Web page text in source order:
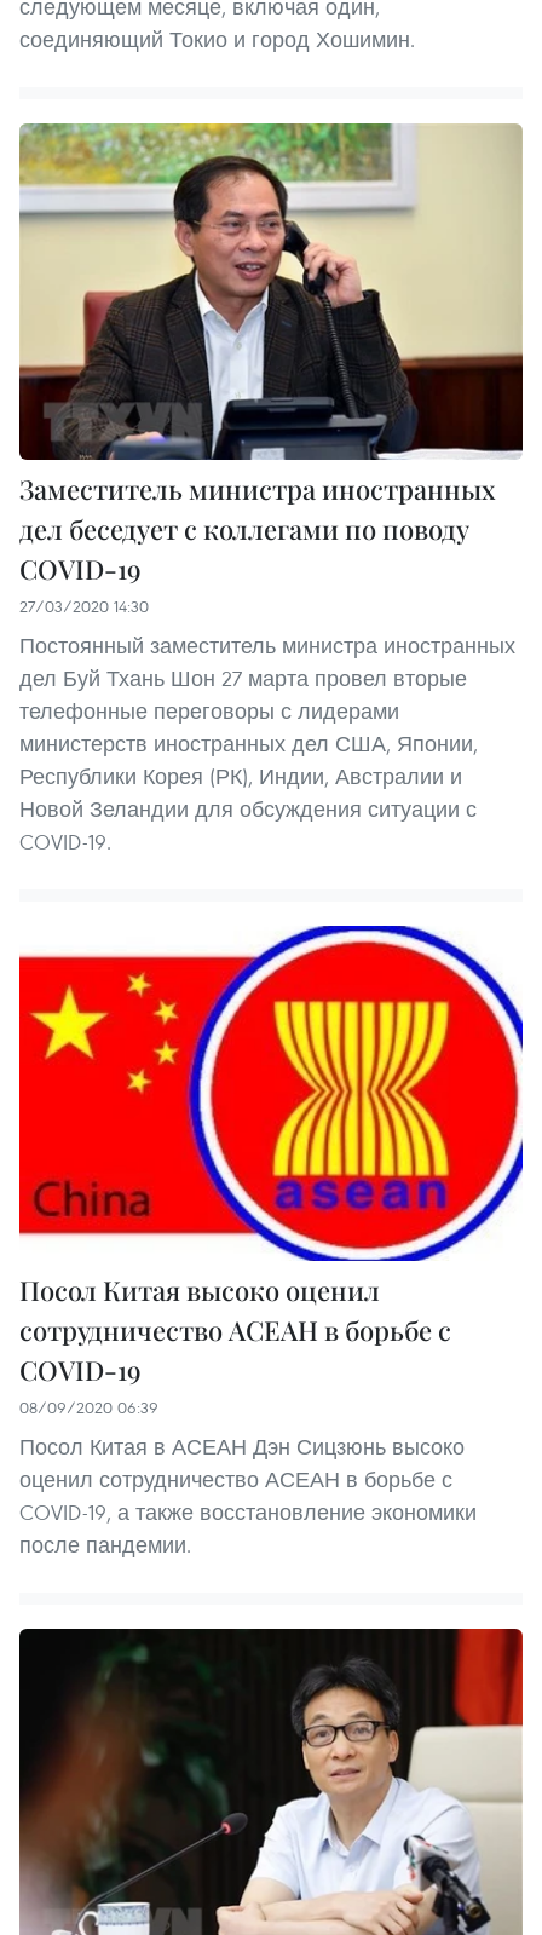
следующем месяце, включая один,
соединяющий Токио и город Хошимин.
Заместитель министра иностранных
дел беседует с коллегами по поводу
COVID-19
27/03/2020 14:30
Постоянный заместитель министра иностранных
дел Буй Тхань Шон 27 марта провел вторые
телефонные переговоры с лидерами
министерств иностранных дел США, Японии,
Республики Корея (РК), Индии, Австралии и
Новой Зеландии для обсуждения ситуации с
COVID-19.
Посол Китая высоко оценил
сотрудничество АСЕАН в борьбе с
COVID-19
08/09/2020 06:39
Посол Китая в АСЕАН Дэн Сицзюнь высоко
оценил сотрудничество АСЕАН в борьбе с
COVID-19, а также восстановление экономики
после пандемии.